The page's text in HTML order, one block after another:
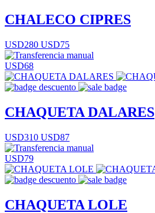
CHALECO CIPRES
USD280 USD75
USD68
CHAQUETA DALARES
USD310 USD87
USD79
CHAQUETA LOLE